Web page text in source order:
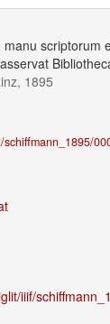
scriptorum
1895
iiif/